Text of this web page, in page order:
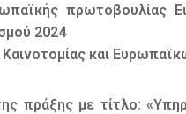
πρωτοβουλίας
2024
και
πράξης με τίτλο: